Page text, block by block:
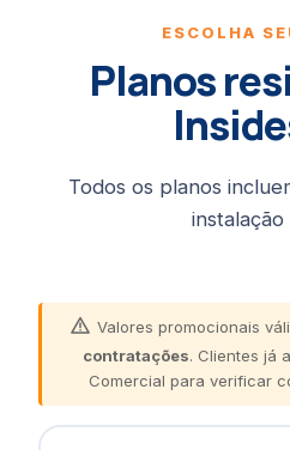
ESCOLHA
Planos
Todos os planos
instalação
Valores promocionais
contratações. Clientes já
Comercial para verificar